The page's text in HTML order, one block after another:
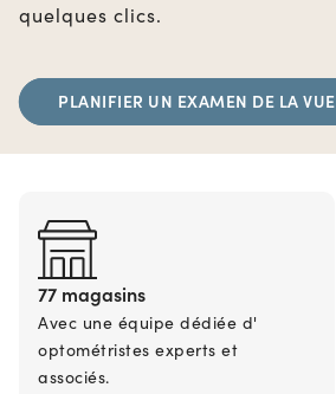
quelques clics.
PLANIFIER UN EXAMEN DE LA VUE
77 magasins
Avec une équipe dédiée d'
optométristes experts et
associés.